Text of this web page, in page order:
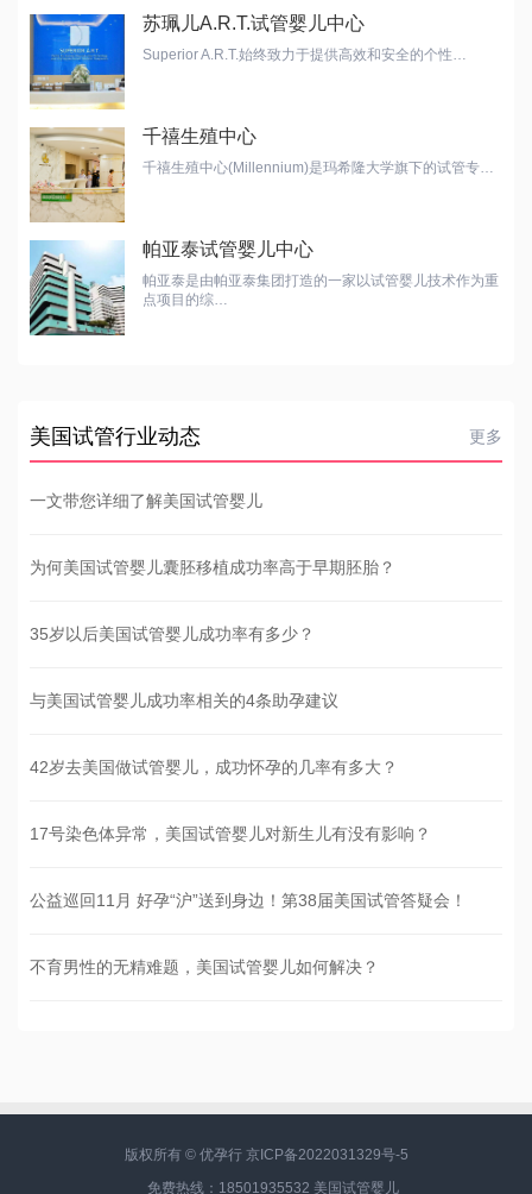
苏珮儿A.R.T.试管婴儿中心
Superior A.R.T.始终致力于提供高效和安全的个性…
千禧生殖中心
千禧生殖中心(Millennium)是玛希隆大学旗下的试管专…
帕亚泰试管婴儿中心
帕亚泰是由帕亚泰集团打造的一家以试管婴儿技术作为重
点项目的综…
美国试管行业动态 更多
一文带您详细了解美国试管婴儿
为何美国试管婴儿囊胚移植成功率高于早期胚胎？
35岁以后美国试管婴儿成功率有多少？
与美国试管婴儿成功率相关的4条助孕建议
42岁去美国做试管婴儿，成功怀孕的几率有多大？
17号染色体异常，美国试管婴儿对新生儿有没有影响？
公益巡回11月 好孕“沪”送到身边！第38届美国试管答疑会！
不育男性的无精难题，美国试管婴儿如何解决？
版权所有 © 优孕行 京ICP备2022031329号-5
免费热线：18501935532 美国试管婴儿